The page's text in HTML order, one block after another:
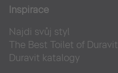
Inspirace
Najdi svůj styl
The Best Toilet of Duravit
Duravit katalogy